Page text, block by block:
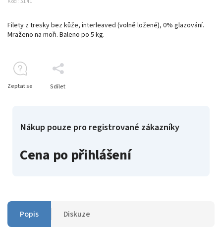
Cena po přihlášení
Nákup pouze pro registrované zákazníky
Filety z tresky bez kůže, interleaved (volně ložené), 0% glazování.
Mraženo na moři. Baleno po 5 kg.
Zeptat se Sdílet
Popis Diskuze